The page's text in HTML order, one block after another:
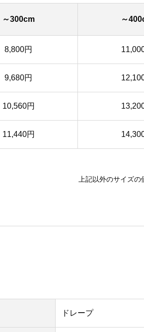
～300cm ～
8,800円
9,680円
10,560円
11,440円
上記以外のサイズの
ドレープ